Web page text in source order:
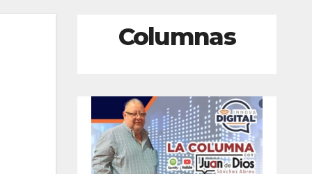
Columnas